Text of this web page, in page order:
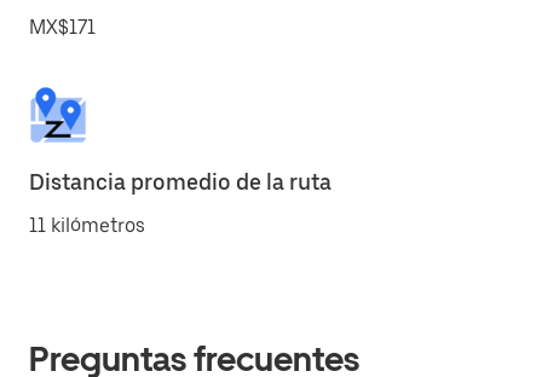
MX$171
Distancia promedio de la ruta
11 kilómetros
Preguntas frecuentes